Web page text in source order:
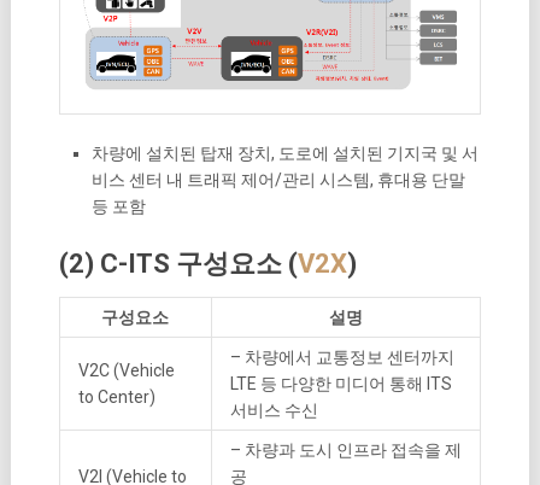
차량에 설치된 탑재 장치, 도로에 설치된 기지국 및 서
비스 센터 내 트래픽 제어/관리 시스템, 휴대용 단말
등 포함
(2) C-ITS 구성요소 (V2X)
구성요소 설명
V2C (Vehicle
to Center)
– 차량에서 교통정보 센터까지
LTE 등 다양한 미디어 통해 ITS
서비스 수신
V2I (Vehicle to
– 차량과 도시 인프라 접속을 제
공